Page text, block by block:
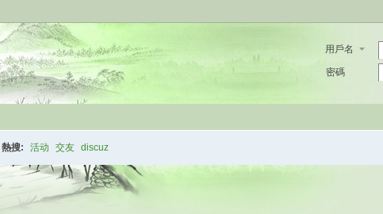
用戶名
密碼
熱搜: 活动 交友 discuz